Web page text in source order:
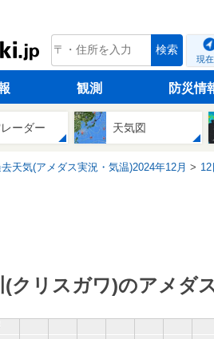
tenki.jp 検索
現
観測 防災情
ーダー 天気図
天気(アメダス実況・気温)2024年12月 12
(クリスガワ)のアメダ